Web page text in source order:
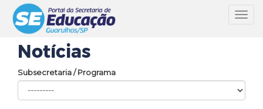
Notícias
Subsecretaria / Programa